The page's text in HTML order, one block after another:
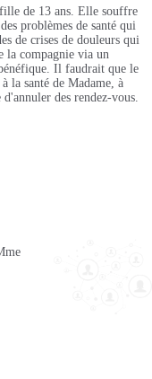
de 13 ans. Elle souffre
problèmes de santé qui
de crises de douleurs qui
la compagnie via un
Il faudrait que le
la santé de Madame, à
des rendez-vous.